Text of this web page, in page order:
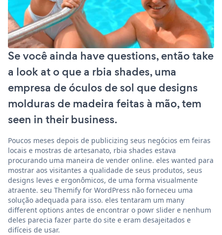
Se você ainda have questions, então take
a look at o que a rbia shades, uma
empresa de óculos de sol que designs
molduras de madeira feitas à mão, tem
seen in their business.
Poucos meses depois de publicizing seus negócios em feiras
locais e mostras de artesanato, rbia shades estava
procurando uma maneira de vender online. eles wanted para
mostrar aos visitantes a qualidade de seus produtos, seus
designs leves e ergonômicos, de uma forma visualmente
atraente. seu Themify for WordPress não forneceu uma
solução adequada para isso. eles tentaram um many
different options antes de encontrar o powr slider e nenhum
deles parecia fazer parte do site e eram desajeitados e
difíceis de usar.